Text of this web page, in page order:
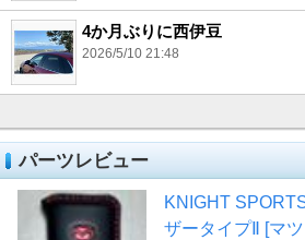
4か月ぶりに西伊豆
2026/5/10 21:48
パーツレビュー
KNIGHT
ザータイプⅡ [マ